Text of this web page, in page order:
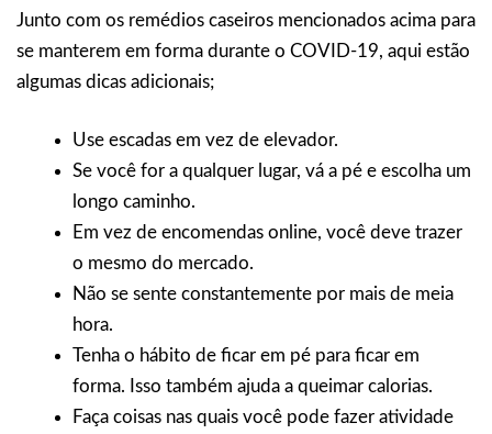
Junto com os remédios caseiros mencionados acima para
se manterem em forma durante o COVID-19, aqui estão
algumas dicas adicionais;
Use escadas em vez de elevador.
Se você for a qualquer lugar, vá a pé e escolha um
longo caminho.
Em vez de encomendas online, você deve trazer
o mesmo do mercado.
Não se sente constantemente por mais de meia
hora.
Tenha o hábito de ficar em pé para ficar em
forma. Isso também ajuda a queimar calorias.
Faça coisas nas quais você pode fazer atividade